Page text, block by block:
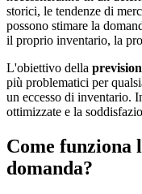
storici, le tendenze di
possono stimare la
il proprio inventario, la
L'obiettivo della
più problematici per
un eccesso di inventario.
ottimizzate e la
Come funziona
domanda?